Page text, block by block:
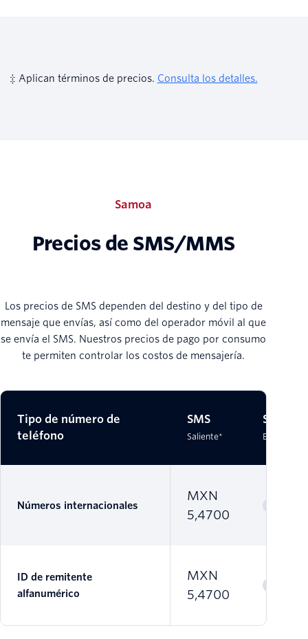
‡ Aplican términos de precios. Consulta los detalles.
Samoa
Precios de SMS/MMS
Los precios de SMS dependen del destino y del tipo de
mensaje que envías, así como del operador móvil al que
se envía el SMS. Nuestros precios de pago por consumo
te permiten controlar los costos de mensajería.
Tipo de número de
teléfono
SMS
Saliente*
SMS
Entrante*
Números internacionales
MXN
5,4700
ID de remitente
alfanumérico
MXN
5,4700